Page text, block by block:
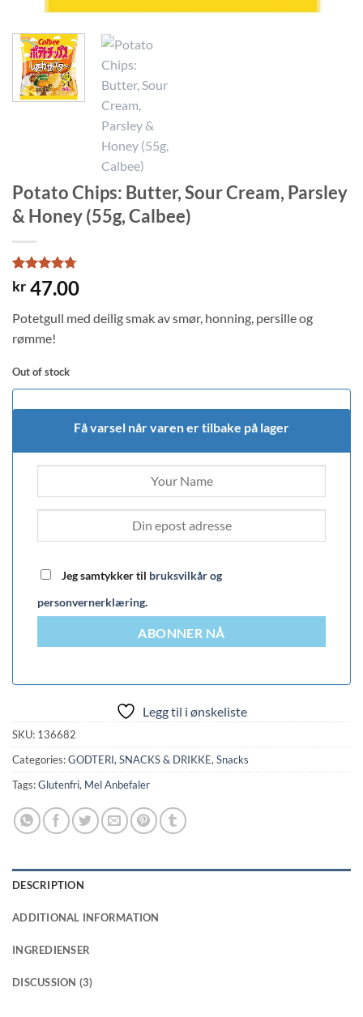
Potato Chips: Butter, Sour Cream, Parsley
& Honey (55g, Calbee)
Rated4.67
out of 5
3
customer
ratings
kr 47.00
Potetgull med deilig smak av smør, honning, persille og
rømme!
Out of stock
Få varsel når varen er tilbake på lager
Jeg samtykker til bruksvilkår og
personvernerklæring.
ABONNER NÅ
Legg til i ønskeliste
SKU: 136682
Categories:GODTERI, SNACKS & DRIKKE, Snacks
Tags:Glutenfri, Mel Anbefaler
DESCRIPTION
ADDITIONAL INFORMATION
INGREDIENSER
DISCUSSION (3)